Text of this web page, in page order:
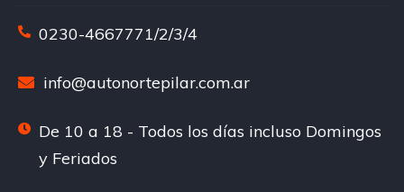
0230-4667771/2/3/4
info@autonortepilar.com.ar
De 10 a 18 - Todos los días incluso Domingos
y Feriados